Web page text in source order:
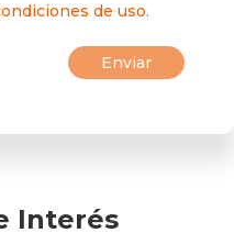
de uso.
Interés